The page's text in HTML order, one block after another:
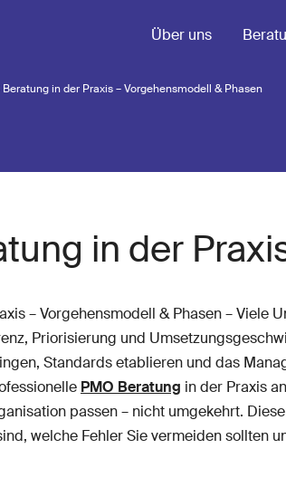
Über uns
Beratung in der Praxis – Vorgehensmodell & Phasen
in der
– Vorgehensmodell & Phasen –
Priorisierung und
Standards etablieren und das
PMO Beratung in der Praxis
passen – nicht umgekehrt.
welche Fehler Sie vermeiden sollten